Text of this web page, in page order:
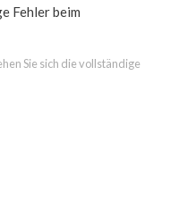
Fehler beim
Sie sich die vollständige